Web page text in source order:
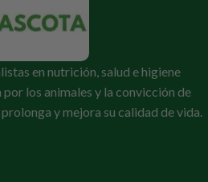
en nutrición, salud e higiene
los animales y la convicción de
y mejora su calidad de vida.